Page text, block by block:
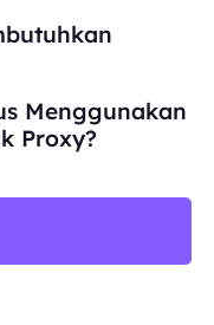
Menggunakan
Proxy?